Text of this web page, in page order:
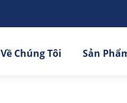
Về Chúng Tôi Sản